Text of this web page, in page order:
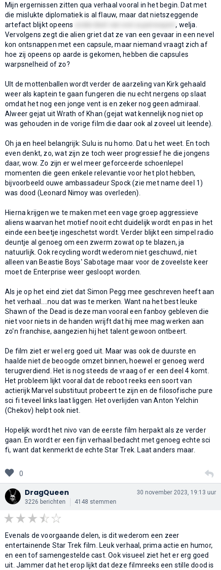
Mijn ergernissen zitten qua verhaal vooral in het begin. Dat met
die mislukte diplomatiek is al flauw, maar dat nietszeggende
artefact blijkt opeens
onderdeel van een superwapen, welja.
Vervolgens zegt die alien griet dat ze van een gevaar in een nevel
kon ontsnappen met een capsule, maar niemand vraagt zich af
hoe zij opeens op aarde is gekomen, hebben die capsules
warpsnelheid of zo?
UIt de mottenballen wordt verder de aarzeling van Kirk gehaald
weer als kaptein te gaan fungeren die nu echt nergens op slaat
omdat het nog een jonge vent is en zeker nog geen admiraal.
Alweer gejat uit Wrath of Khan (gejat wat kennelijk nog niet op
was gehouden in de vorige film die daar ook al zoveel uit leende).
Oh ja en heel belangrijk: Sulu is nu homo. Dat u het weet. En toch
even denkt, zo, wat zijn ze toch weer progressief he die jongens
daar, wow. Zo zijn er wel meer geforceerde schoenlepel
momenten die geen enkele relevantie voor het plot hebben,
bijvoorbeeld ouwe ambassadeur Spock (zie met name deel 1)
was dood (Leonard Nimoy was overleden).
Hierna krijgen we te maken met een vage groep aggressieve
aliens waarvan het motief nooit echt duidelijk wordt en pas in het
einde een beetje ingeschetst wordt. Verder blijkt een simpel radio
deuntje al genoeg om een zwerm zowat op te blazen, ja
natuurlijk. Ook recycling wordt wederom niet geschuwd, niet
alleen van Beastie Boys' Sabotage maar voor de zoveelste keer
moet de Enterprise weer gesloopt worden.
Als je op het eind ziet dat Simon Pegg mee geschreven heeft aan
het verhaal....nou dat was te merken. Want na het best leuke
Shawn of the Dead is deze man vooral een fanboy gebleven die
niet voor niets in de handen wrijft dat hij mee mag werken aan
zo'n franchise, aangezien hij het talent gewoon ontbeert.
De film ziet er wel erg goed uit. Maar was ook de duurste en
haalde niet de beoogde omzet binnen, hoewel er genoeg werd
terugverdiend. Het is nog steeds de vraag of er een deel 4 komt.
Het probleem lijkt vooral dat de reboot reeks een soort van
actierijk Marvel substituut probeert te zijn en de filosofische pure
sci fi teveel links laat liggen. Het overlijden van Anton Yelchin
(Chekov) helpt ook niet.
Hopelijk wordt het nivo van de eerste film herpakt als ze verder
gaan. En wordt er een fijn verhaal bedacht met genoeg echte sci
fi, want dat kenmerkt de echte Star Trek. Laat anders maar.
0
DragQueen
3226 berichten 4148 stemmen
30 november 2023, 19:13 uur
Evenals de voorgaande delen, is dit wederom een zeer
entertainende Star Trek film. Leuk verhaal, prima actie en humor,
en een tof samengestelde cast. Ook visueel ziet het er erg goed
uit. Jammer dat het erop lijkt dat deze filmreeks een stille dood is